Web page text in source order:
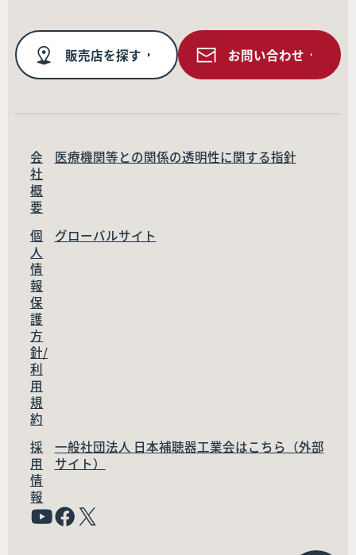
販売店を探す お問い合わせ
会
社
概
要
医療機関等との関係の透明性に関する指針
個
人
情
報
保
護
方
針/
利
用
規
約
グローバルサイト
採
用
情
報
一般社団法人 日本補聴器工業会はこちら（外部
サイト）